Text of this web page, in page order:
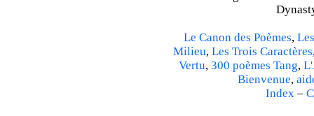
Le Canon des Poèmes,
Milieu, Les Trois Caractères
Vertu, 300 poèmes Tang,
Bienvenue,
Index–